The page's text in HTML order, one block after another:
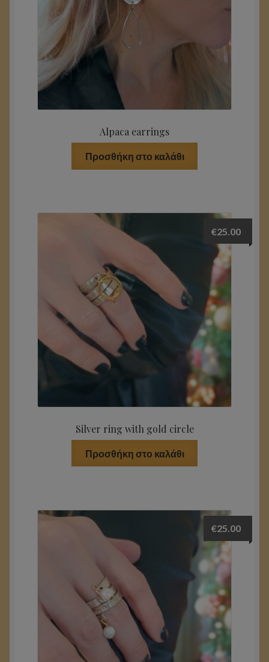
Alpaca earrings
Προσθήκη στο καλάθι
Silver ring with gold circle
€25.00
Προσθήκη στο καλάθι
€25.00